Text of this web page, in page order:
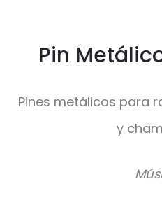
Pin
Pines metálicos para
y